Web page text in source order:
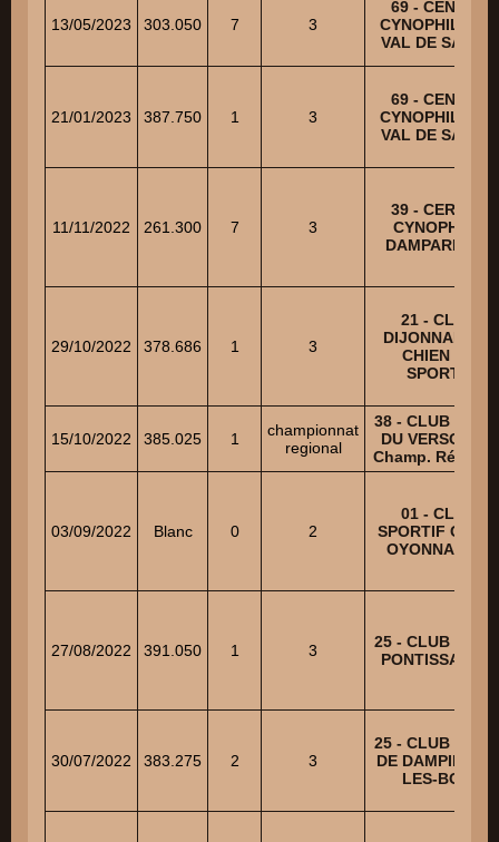
13/05/2023 303.050 7 3
69 - CENTRE
CYNOPHILE DU
VAL DE SAONE
21/01/2023 387.750 1 3
69 - CENTRE
CYNOPHILE DU
VAL DE SAONE
11/11/2022 261.300 7 3
39 - CERCLE
CYNOPHILE
DAMPARISIEN
29/10/2022 378.686 1 3
21 - CLUB
DIJONNAIS DU
CHIEN DE
SPORTS
15/10/2022 385.025 1
championnat
regional
38 - CLUB
DU VERSOUD –
Champ.
03/09/2022 Blanc 0 2
01 - CLUB
SPORTIF CANIN
OYONNAXIEN
27/08/2022 391.050 1 3
25 - CLUB
PONTISSALIEN
30/07/2022 383.275 2 3
25 - CLUB
DE DAMPIERRE-
LES-BOIS